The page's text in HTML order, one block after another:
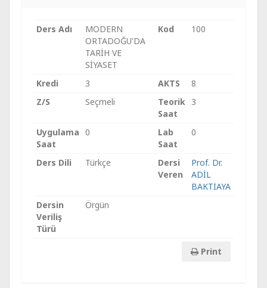
Ders Adı
MODERN
ORTADOĞU'DA
TARİH VE
SİYASET
Kod 100
Kredi 3 AKTS
8
Z/S
Seçmeli
Teorik
Saat
3
Uygulama
Saat
0
Lab
Saat
0
Ders Dili Türkçe
Dersi
Veren
Prof. Dr.
ADİL
BAKTIAYA
Dersin
Veriliş
Türü
Örgün
Print